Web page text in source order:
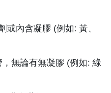
或內含凝膠 (例如: 黃、
無論有無凝膠 (例如: 綠